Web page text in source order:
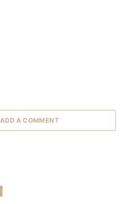
ADD A COMMENT